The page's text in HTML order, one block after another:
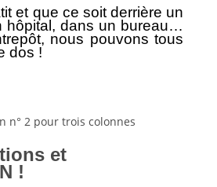
et que ce soit derrière un
hôpital, dans un bureau…
nous pouvons tous
dos !
et
!